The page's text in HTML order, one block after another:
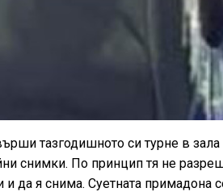
тазгодишното си турне в
снимки. По принцип тя не
и да я снима. Суетната примадона